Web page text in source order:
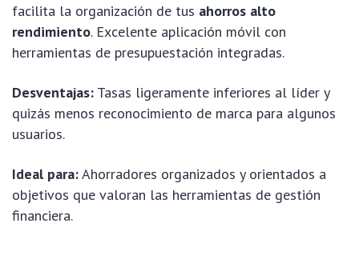
facilita la organización de tus ahorros alto
rendimiento. Excelente aplicación móvil con
herramientas de presupuestación integradas.
Desventajas: Tasas ligeramente inferiores al líder y
quizás menos reconocimiento de marca para algunos
usuarios.
Ideal para:Ahorradores organizados y orientados a
objetivos que valoran las herramientas de gestión
financiera.